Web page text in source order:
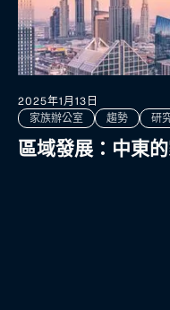
2025年1月13日
家族辦公室
趨勢 研
區域發展：中東